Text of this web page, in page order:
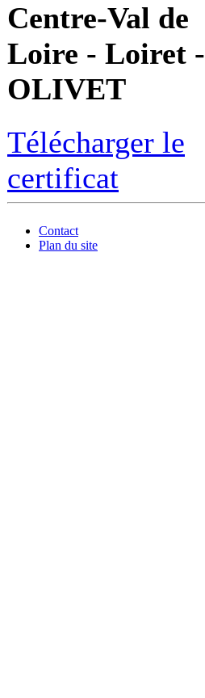
Centre-Val de
Loire - Loiret -
OLIVET
Télécharger le
certificat
Contact
Plan du site